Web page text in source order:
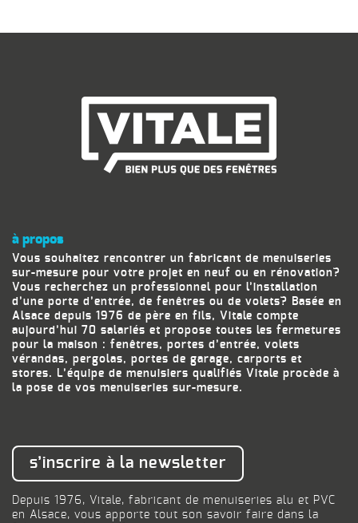
à propos
Vous souhaitez rencontrer un fabricant de menuiseries
sur-mesure pour votre projet en neuf ou en rénovation?
Vous recherchez un professionnel pour l’installation
d’une porte d’entrée, de fenêtres ou de volets? Basée en
Alsace depuis 1976 de père en fils, Vitale compte
aujourd’hui 70 salariés et propose toutes les fermetures
pour la maison : fenêtres, portes d’entrée, volets
vérandas, pergolas, portes de garage, carports et
stores. L’équipe de menuisiers qualifiés Vitale procède à
la pose de vos menuiseries sur-mesure.
s’inscrire à la newsletter
Depuis 1976, Vitale, fabricant de menuiseries alu et PVC
en Alsace, vous apporte tout son savoir faire dans la